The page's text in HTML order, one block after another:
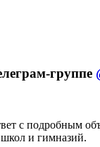
группе
c подробным
и гимназий.